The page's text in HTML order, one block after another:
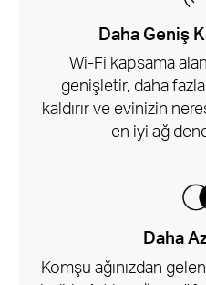
Daha Geniş
Wi-Fi kapsama
genişletir, daha
kaldırır ve evinizin
en iyi ağ
Daha
Komşu ağınızdan